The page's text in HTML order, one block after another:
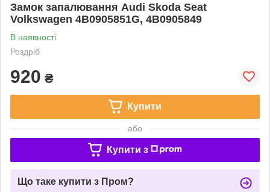
Замок запалювання Audi Skoda Seat
Volkswagen 4B0905851G, 4B0905849
В наявності
Роздріб
920 ₴
Купити
або
Купити з
Що таке купити з Пром?